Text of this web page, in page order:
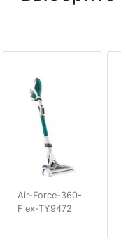
Air-Force-360-
Flex-TY9472